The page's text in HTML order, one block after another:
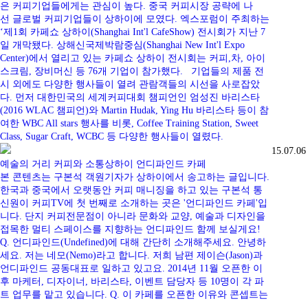
은 커피기업들에게는 관심이 높다. 중국 커피시장 공략에 나
선 글로벌 커피기업들이 상하이에 모였다. 엑스포럼이 주최하는
‘제1회 카페쇼 상하이(Shanghai Int'l CafeShow) 전시회가 지난 7
일 개막됐다. 상해신국제박람중심(Shanghai New Int'l Expo
Center)에서 열리고 있는 카페쇼 상하이 전시회는 커피,차, 아이
스크림, 장비머신 등 76개 기업이 참가했다. 기업들의 제품 전
시 외에도 다양한 행사들이 열려 관람객들의 시선을 사로잡았
다. 먼저 대한민국의 세계커피대회 챔피언인 엄성진 바리스타
(2016 WLAC 챔피언)와 Martin Hudak, Ying Hu 바리스타 등이 참
여한 WBC All stars 행사를 비롯, Coffee Training Station, Sweet
Class, Sugar Craft, WCBC 등 다양한 행사들이 열렸다.
예술의 거리 커피와 소통상하이 언디파인드 카페
본 콘텐츠는 구본석 객원기자가 상하이에서 송고하는 글입니다.
한국과 중국에서 오랫동안 커피 매니징을 하고 있는 구본석 통
신원이 커피TV에 첫 번째로 소개하는 곳은 '언디파인드 카페'입
니다. 단지 커피전문점이 아니라 문화와 교양, 예술과 디자인을
접목한 멀티 스페이스를 지향하는 언디파인드 함께 보실게요!
Q. 언디파인드(Undefined)에 대해 간단히 소개해주세요. 안녕하
세요. 저는 네모(Nemo)라고 합니다. 저희 남편 제이슨(Jason)과
언디파인드 공동대표로 일하고 있고요. 2014년 11월 오픈한 이
후 마케터, 디자이너, 바리스타, 이벤트 담당자 등 10명이 각 파
트 업무를 맡고 있습니다. Q. 이 카페를 오픈한 이유와 콘셉트는
15.07.06